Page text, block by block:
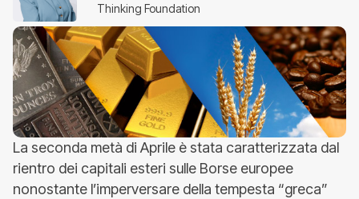
Thinking Foundation
La seconda metà di Aprile è stata caratterizzata dal
rientro dei capitali esteri sulle Borse europee
nonostante l’imperversare della tempesta “greca”